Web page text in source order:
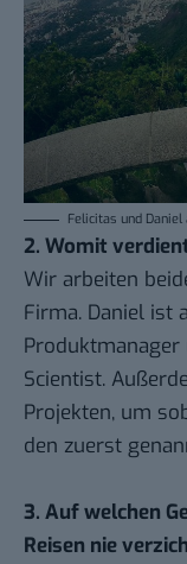
Felicitas und
2. Womit
Wir arbeiten
Firma. Daniel ist
Scientist.
Projekten, um
den zuerst
3. Auf welchen
Reisen nie